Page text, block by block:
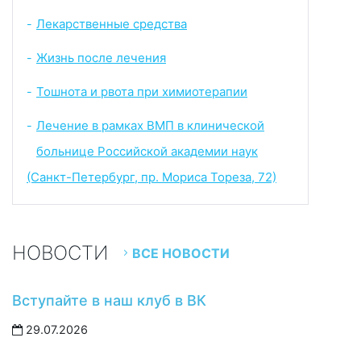
- Лекарственные средства
- Жизнь после лечения
- Тошнота и рвота при химиотерапии
- Лечение в рамках ВМП в клинической
больнице Российской академии наук
(Санкт-Петербург, пр. Мориса Тореза, 72)
НОВОСТИ ВСЕ НОВОСТИ
Вступайте в наш клуб в ВК
29.07.2026